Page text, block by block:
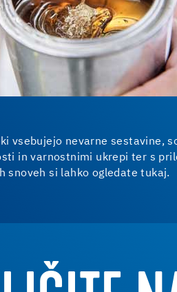
vsebujejo nevarne sestavine,
in varnostnimi ukrepi ter s
snoveh si lahko ogledate tukaj.